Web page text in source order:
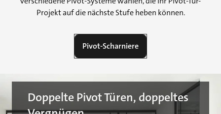
Projekt auf die nächste Stufe heben können.
Pivot-Scharniere
Doppelte Pivot Türen, doppeltes